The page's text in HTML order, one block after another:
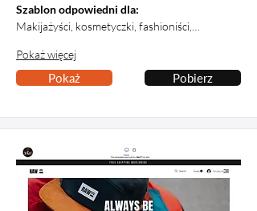
Szablon odpowiedni dla:
Makijażyści, kosmetyczki, fashioniści,…
Pokaż więcej
Pokaż Pobierz